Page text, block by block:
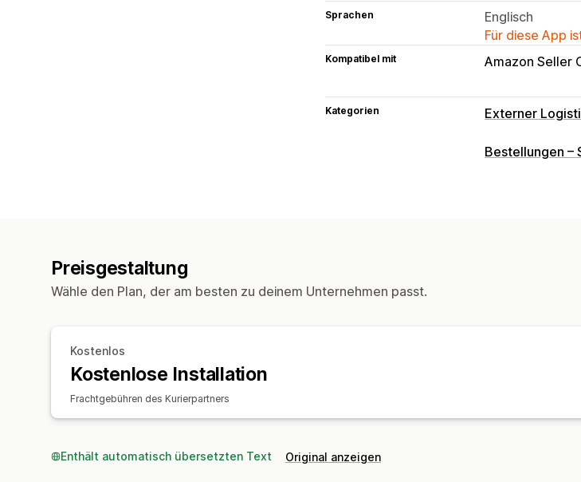
Sprachen
Englisch
Für diese App
Kompatibel mit Amazon Seller
Kategorien Externer
Bestellungen –
Preisgestaltung
Wähle den Plan, der am besten zu deinem Unternehmen passt.
Kostenlos
Kostenlose Installation
Frachtgebühren des Kurierpartners
Enthält automatisch übersetzten Text Original anzeigen